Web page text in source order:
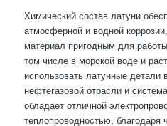
Химический состав латуни
атмосферной и водной
материал пригодным для
том числе в морской воде и
использовать латунные детали
нефтегазовой отрасли и
обладает отличной
теплопроводностью, благодаря